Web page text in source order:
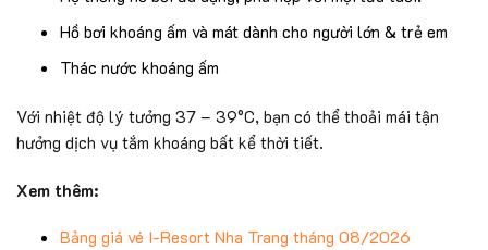
Hồ bơi khoáng ấm và mát dành cho người lớn & trẻ em
Thác nước khoáng ấm
Với nhiệt độ lý tưởng 37 – 39°C, bạn có thể thoải mái tận
hưởng dịch vụ tắm khoáng bất kể thời tiết.
Xem thêm:
Bảng giá vé I-Resort Nha Trang tháng 08/2026